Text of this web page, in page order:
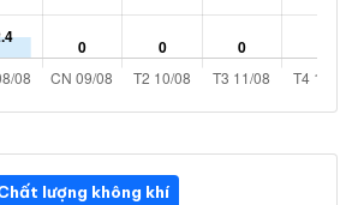
lượng không khí